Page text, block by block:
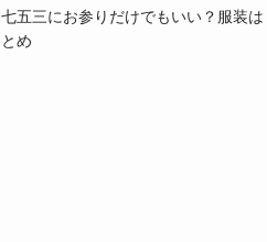
七五三にお参りだけでもいい？服装は
とめ